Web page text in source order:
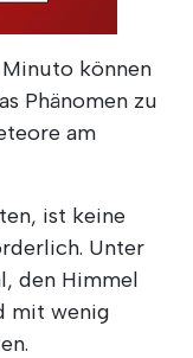
können
Phänomen zu
am
ist keine
Unter
den Himmel
mit wenig